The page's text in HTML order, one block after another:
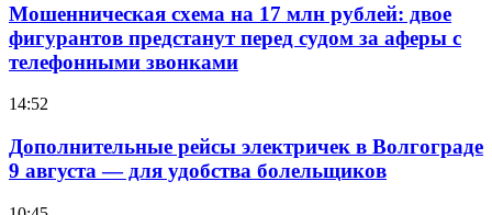
Мошенническая схема на 17 млн рублей: двое
фигурантов предстанут перед судом за аферы с
телефонными звонками
14:52
Дополнительные рейсы электричек в Волгограде
9 августа — для удобства болельщиков